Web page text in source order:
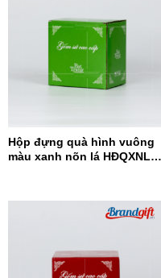
Hộp đựng quà hình vuông
màu xanh nõn lá HĐQXNL –